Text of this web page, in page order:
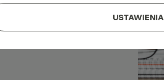
USTAWIENIA